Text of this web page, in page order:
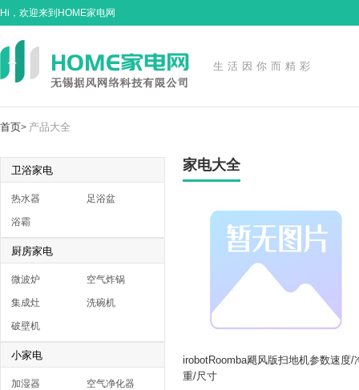
Hi，欢迎来到HOME家电网
生活因你而精彩
首页> 产品大全
卫浴家电
热水器 足浴盆
浴霸
厨房家电
微波炉 空气炸锅
集成灶 洗碗机
破壁机
小家电
加湿器 空气净化器
家电大全
irobotRoomba飓风版扫地机参数速度/
重/尺寸